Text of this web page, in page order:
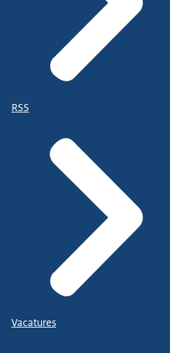
RSS
Vacatures